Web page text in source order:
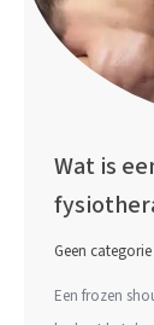
Wat is
Geen categorie
Een frozen